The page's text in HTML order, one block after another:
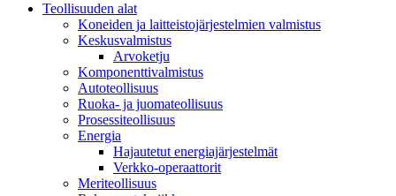
Teollisuuden alat
Koneiden ja laitteistojärjestelmien valmistus
Keskusvalmistus
Arvoketju
Komponenttivalmistus
Autoteollisuus
Ruoka- ja juomateollisuus
Prosessiteollisuus
Energia
Hajautetut energiajärjestelmät
Verkko-operaattorit
Meriteollisuus